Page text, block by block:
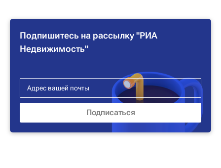
Подпишитесь на рассылку "РИА
Недвижимость"